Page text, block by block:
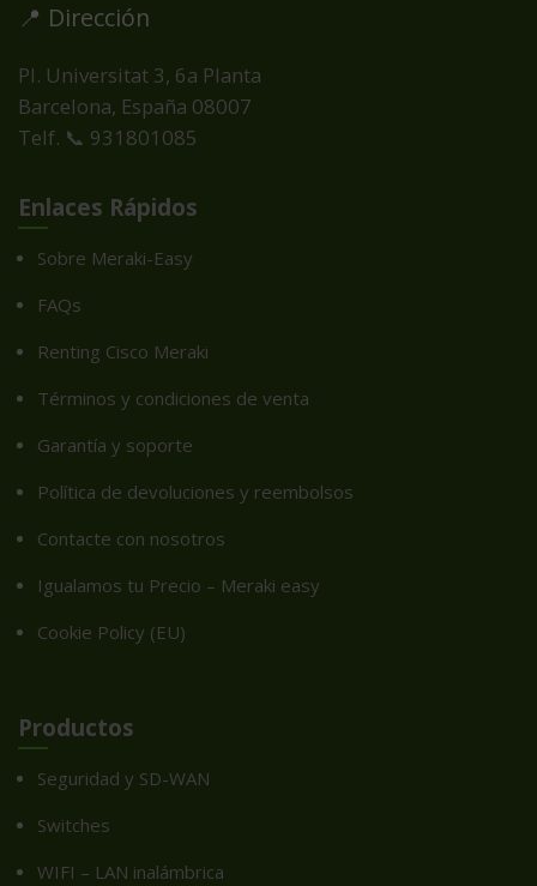
📍 Dirección
Pl. Universitat 3, 6a Planta
Barcelona, España 08007
Telf. 📞 931801085
Enlaces Rápidos
Sobre Meraki-Easy
FAQs
Renting Cisco Meraki
Términos y condiciones de venta
Garantía y soporte
Política de devoluciones y reembolsos
Contacte con nosotros
Igualamos tu Precio – Meraki easy
Cookie Policy (EU)
Productos
Seguridad y SD-WAN
Switches
WIFI – LAN inalámbrica